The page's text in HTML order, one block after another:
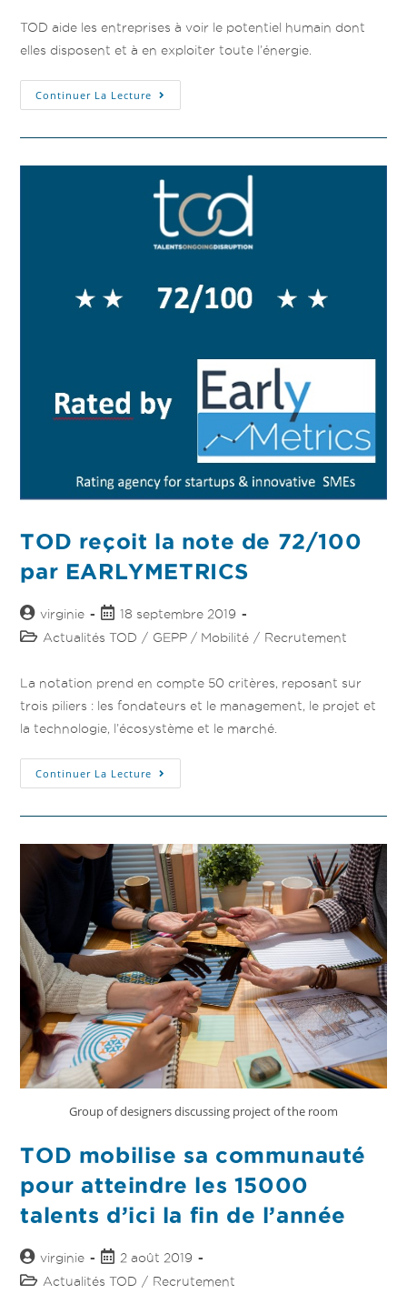
TOD aide les entreprises à voir le potentiel humain dont
elles disposent et à en exploiter toute l’énergie.
Continuer La Lecture
TOD reçoit la note de 72/100
par EARLYMETRICS
virginie
18 septembre 2019
Actualités TOD / GEPP / Mobilité / Recrutement
La notation prend en compte 50 critères, reposant sur
trois piliers : les fondateurs et le management, le projet et
la technologie, l’écosystème et le marché.
Continuer La Lecture
Group of designers discussing project of the room
TOD mobilise sa communauté
pour atteindre les 15000
talents d’ici la fin de l’année
virginie
2 août 2019
Actualités TOD / Recrutement